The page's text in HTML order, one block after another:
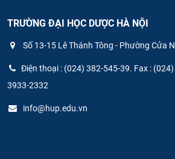
TRƯỜNG ĐẠI HỌC DƯỢC HÀ NỘI
Số 13-15 Lê Thánh Tông - Phường Cửa
Điện thoại : (024) 382-545-39. Fax :
3933-2332
info@hup.edu.vn